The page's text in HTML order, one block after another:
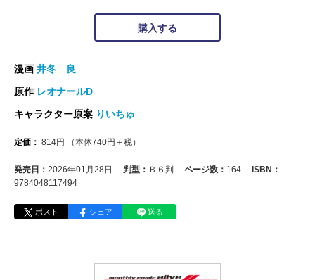
購入する
漫画 井冬 良
原作 レオナールD
キャラクター原案 りいちゅ
定価： 814円 （本体740円＋税）
発売日： 2026年01月28日 判型： Ｂ６判 ページ数： 164
ISBN：
9784048117494
ポスト シェア 送る